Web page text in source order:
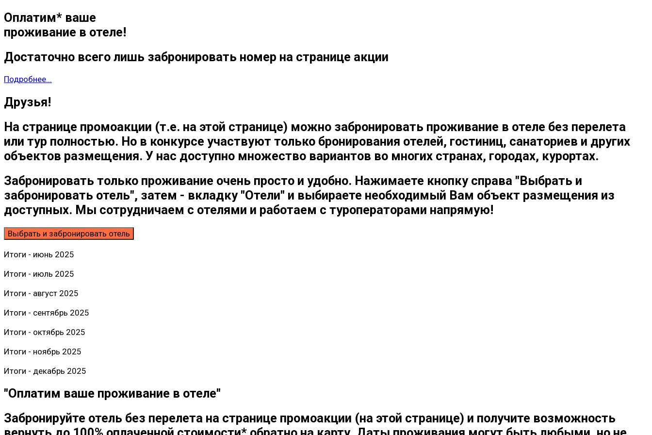
Оплатим* ваше
проживание в отеле!
Достаточно всего лишь забронировать номер на странице акции
Подробнее...
Друзья!
На странице промоакции (т.е. на этой странице) можно забронировать проживание в отеле без перелета
или тур полностью. Но в конкурсе участвуют только бронирования отелей, гостиниц, санаториев и других
объектов размещения. У нас доступно множество вариантов во многих странах, городах, курортах.
Забронировать только проживание очень просто и удобно. Нажимаете кнопку справа "Выбрать и
забронировать отель", затем - вкладку "Отели" и выбираете необходимый Вам объект размещения из
доступных. Мы сотрудничаем с отелями и работаем с туроператорами напрямую!
Выбрать и забронировать отель
Итоги - июнь 2025
Итоги - июль 2025
Итоги - август 2025
Итоги - сентябрь 2025
Итоги - октябрь 2025
Итоги - ноябрь 2025
Итоги - декабрь 2025
"Оплатим ваше проживание в отеле"
Забронируйте отель без перелета на странице промоакции (на этой странице) и получите возможность